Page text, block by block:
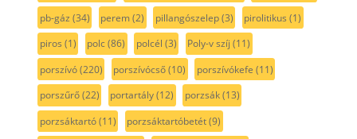
pb-gáz (34) perem(2) pillangószelep(3) pirolitikus (1)
piros (1) polc(86) polcél (3) Poly-v szíj (11)
porszívó(220) porszívócső(10) porszívókefe (11)
porszűrő(22) portartály(12) porzsák(13)
porzsáktartó(11) porzsáktartóbetét(9)